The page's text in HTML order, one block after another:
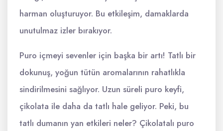
harman oluşturuyor. Bu etkileşim, damaklarda
unutulmaz izler bırakıyor.
Puro içmeyi sevenler için başka bir artı! Tatlı bir
dokunuş, yoğun tütün aromalarının rahatlıkla
sindirilmesini sağlıyor. Uzun süreli puro keyfi,
çikolata ile daha da tatlı hale geliyor. Peki, bu
tatlı dumanın yan etkileri neler? Çikolatalı puro